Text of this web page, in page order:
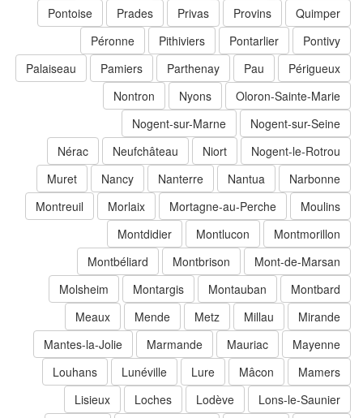
Quimper
Provins
Privas
Prades
Pontoise
Pontivy
Pontarlier
Pithiviers
Péronne
Périgueux
Parthenay
Pamiers
Palaiseau
Oloron-Sainte-Marie
Nyons
Nontron
Nogent-sur-Seine
Nogent-sur-Marne
Nogent-le-Rotrou
Niort
Neufchâteau
Nérac
Narbonne
Nantua
Nanterre
Nancy
Muret
Moulins
Mortagne-au-Perche
Morlaix
Montreuil
Montmorillon
Montlucon
Montdidier
Mont-de-Marsan
Montbrison
Montbéliard
Montbard
Montauban
Montargis
Molsheim
Mirande
Millau
Metz
Mende
Meaux
Mayenne
Mauriac
Marmande
Mantes-la-Jolie
Mamers
Mâcon
Lure
Lunéville
Louhans
Lons-le-Saunier
Lodève
Loches
Lisieux